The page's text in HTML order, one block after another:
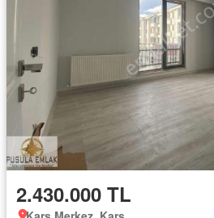
2.430.000 TL